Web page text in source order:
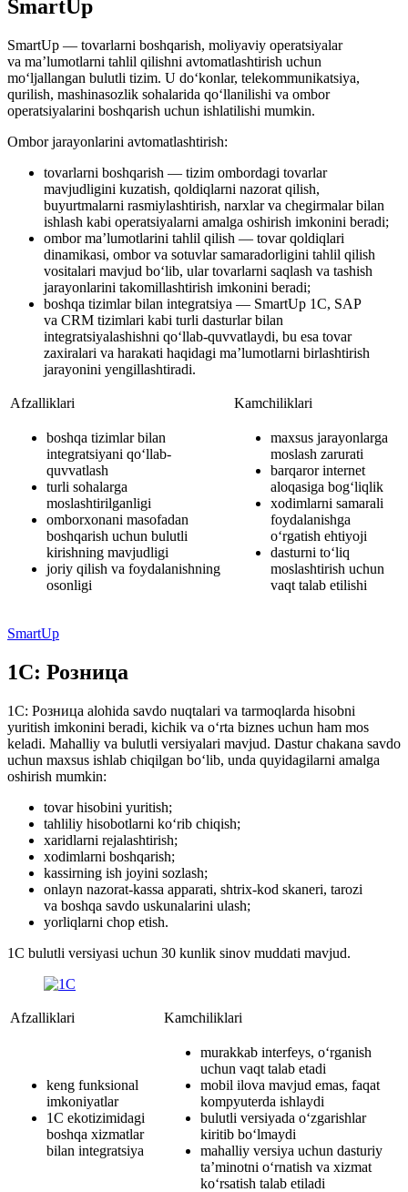
SmartUp
SmartUp — tovarlarni boshqarish, moliyaviy operatsiyalar
va ma’lumotlarni tahlil qilishni avtomatlashtirish uchun
mo‘ljallangan bulutli tizim. U do‘konlar, telekommunikatsiya,
qurilish, mashinasozlik sohalarida qo‘llanilishi va ombor
operatsiyalarini boshqarish uchun ishlatilishi mumkin.
Ombor jarayonlarini avtomatlashtirish:
tovarlarni boshqarish — tizim ombordagi tovarlar
mavjudligini kuzatish, qoldiqlarni nazorat qilish,
buyurtmalarni rasmiylashtirish, narxlar va chegirmalar bilan
ishlash kabi operatsiyalarni amalga oshirish imkonini beradi;
ombor ma’lumotlarini tahlil qilish — tovar qoldiqlari
dinamikasi, ombor va sotuvlar samaradorligini tahlil qilish
vositalari mavjud bo‘lib, ular tovarlarni saqlash va tashish
jarayonlarini takomillashtirish imkonini beradi;
boshqa tizimlar bilan integratsiya — SmartUp 1C, SAP
va CRM tizimlari kabi turli dasturlar bilan
integratsiyalashishni qo‘llab-quvvatlaydi, bu esa tovar
zaxiralari va harakati haqidagi ma’lumotlarni birlashtirish
jarayonini yengillashtiradi.
Afzalliklari Kamchiliklari
boshqa tizimlar bilan
integratsiyani qo‘llab-
quvvatlash
turli sohalarga
moslashtirilganligi
omborxonani masofadan
boshqarish uchun bulutli
kirishning mavjudligi
joriy qilish va foydalanishning
osonligi
maxsus jarayonlarga
moslash zarurati
barqaror internet
aloqasiga bog‘liqlik
xodimlarni samarali
foydalanishga
o‘rgatish ehtiyoji
dasturni to‘liq
moslashtirish uchun
vaqt talab etilishi
SmartUp
1С: Розница
1С: Розница alohida savdo nuqtalari va tarmoqlarda hisobni
yuritish imkonini beradi, kichik va o‘rta biznes uchun ham mos
keladi. Mahalliy va bulutli versiyalari mavjud. Dastur chakana savdo
uchun maxsus ishlab chiqilgan bo‘lib, unda quyidagilarni amalga
oshirish mumkin:
tovar hisobini yuritish;
tahliliy hisobotlarni ko‘rib chiqish;
xaridlarni rejalashtirish;
xodimlarni boshqarish;
kassirning ish joyini sozlash;
onlayn nazorat-kassa apparati, shtrix-kod skaneri, tarozi
va boshqa savdo uskunalarini ulash;
yorliqlarni chop etish.
1C bulutli versiyasi uchun 30 kunlik sinov muddati mavjud.
Afzalliklari Kamchiliklari
keng funksional
imkoniyatlar
1C ekotizimidagi
boshqa xizmatlar
bilan integratsiya
murakkab interfeys, o‘rganish
uchun vaqt talab etadi
mobil ilova mavjud emas, faqat
kompyuterda ishlaydi
bulutli versiyada o‘zgarishlar
kiritib bo‘lmaydi
mahalliy versiya uchun dasturiy
ta’minotni o‘rnatish va xizmat
ko‘rsatish talab etiladi